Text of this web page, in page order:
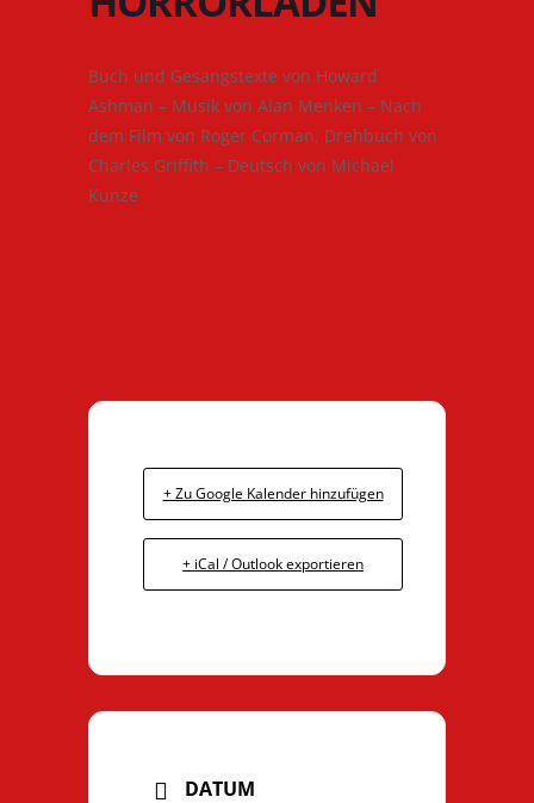
Buch und Gesangstexte von Howard
Ashman – Musik von Alan Menken – Nach
dem Film von Roger Corman, Drehbuch von
Charles Griffith – Deutsch von Michael
Kunze
+ Zu Google Kalender hinzufügen
+ iCal / Outlook exportieren
DATUM